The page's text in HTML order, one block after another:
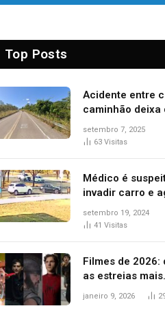
Top Posts
Acidente entre
caminhão deixa
pessoas feridas
mulher morta na
setembro 7, 2025
63 Visitas
Médico é
invadir carro e
delegado
durante
setembro 19, 2024
41 Visitas
Filmes de 2026:
as estreias mais
aguardadas do
janeiro 9, 2026